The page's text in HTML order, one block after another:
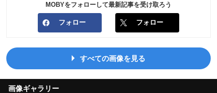
MOBYをフォローして最新記事を受け取ろう
フォロー フォロー
すべての画像を見る
画像ギャラリー